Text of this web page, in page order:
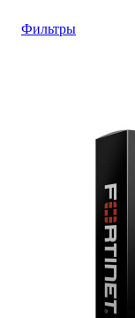
Фильтры